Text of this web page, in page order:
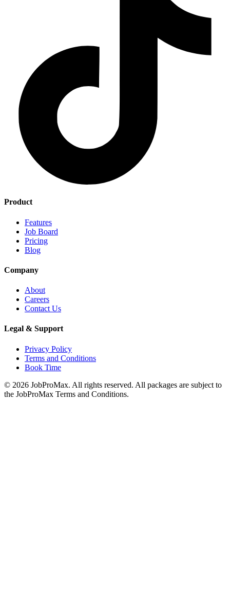
Product
Features
Job Board
Pricing
Blog
Company
About
Careers
Contact Us
Legal & Support
Privacy Policy
Terms and Conditions
Book Time
© 2026 JobProMax. All rights reserved. All packages are subject to
the JobProMax Terms and Conditions.